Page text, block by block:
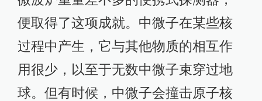
便取得了这项成就。中微子在某些核
过程中产生，它与其他物质的相互作
用很少，以至于无数中微子束穿过地
球。但有时候，中微子会撞击原子核